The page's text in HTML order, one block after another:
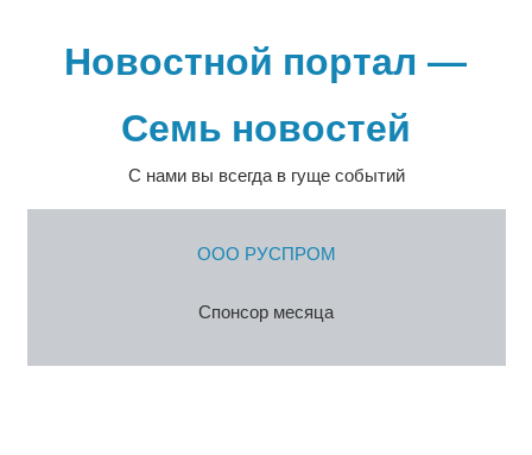
содержимомуНовостной портал —
Семь новостей
С нами вы всегда в гуще событий
ООО РУСПРОМ
Спонсор месяца